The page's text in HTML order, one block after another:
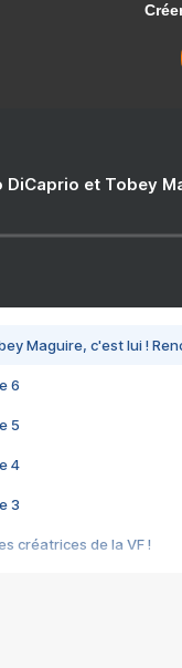
DiCaprio et Tobey
Maguire, c'est lui !
6
5
4
3
créatrices de la VF !